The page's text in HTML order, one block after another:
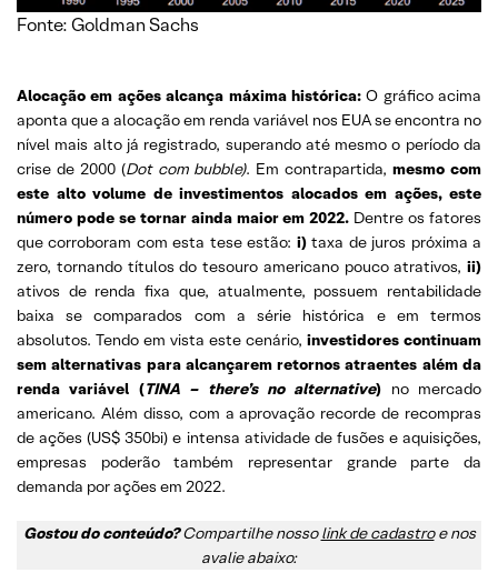
Fonte: Goldman Sachs
Alocação em ações alcança máxima histórica: O gráfico acima
aponta que a alocação em renda variável nos EUA se encontra no
nível mais alto já registrado, superando até mesmo o período da
crise de 2000 (Dot com bubble). Em contrapartida,mesmo com
este alto volume de investimentos alocados em ações, este
número pode se tornar ainda maior em 2022. Dentre os fatores
que corroboram com esta tese estão: i)taxa de juros próxima a
zero, tornando títulos do tesouro americano pouco atrativos, ii)
ativos de renda fixa que, atualmente, possuem rentabilidade
baixa se comparados com a série histórica e em termos
absolutos. Tendo em vista este cenário, investidores continuam
sem alternativas para alcançarem retornos atraentes além da
renda variável (TINA – there’s no alternative) no mercado
americano. Além disso, com a aprovação recorde de recompras
de ações (US$ 350bi) e intensa atividade de fusões e aquisições,
empresas poderão também representar grande parte da
demanda por ações em 2022.
Gostou do conteúdo?Compartilhe nossolink de cadastroe nos
avalie abaixo: